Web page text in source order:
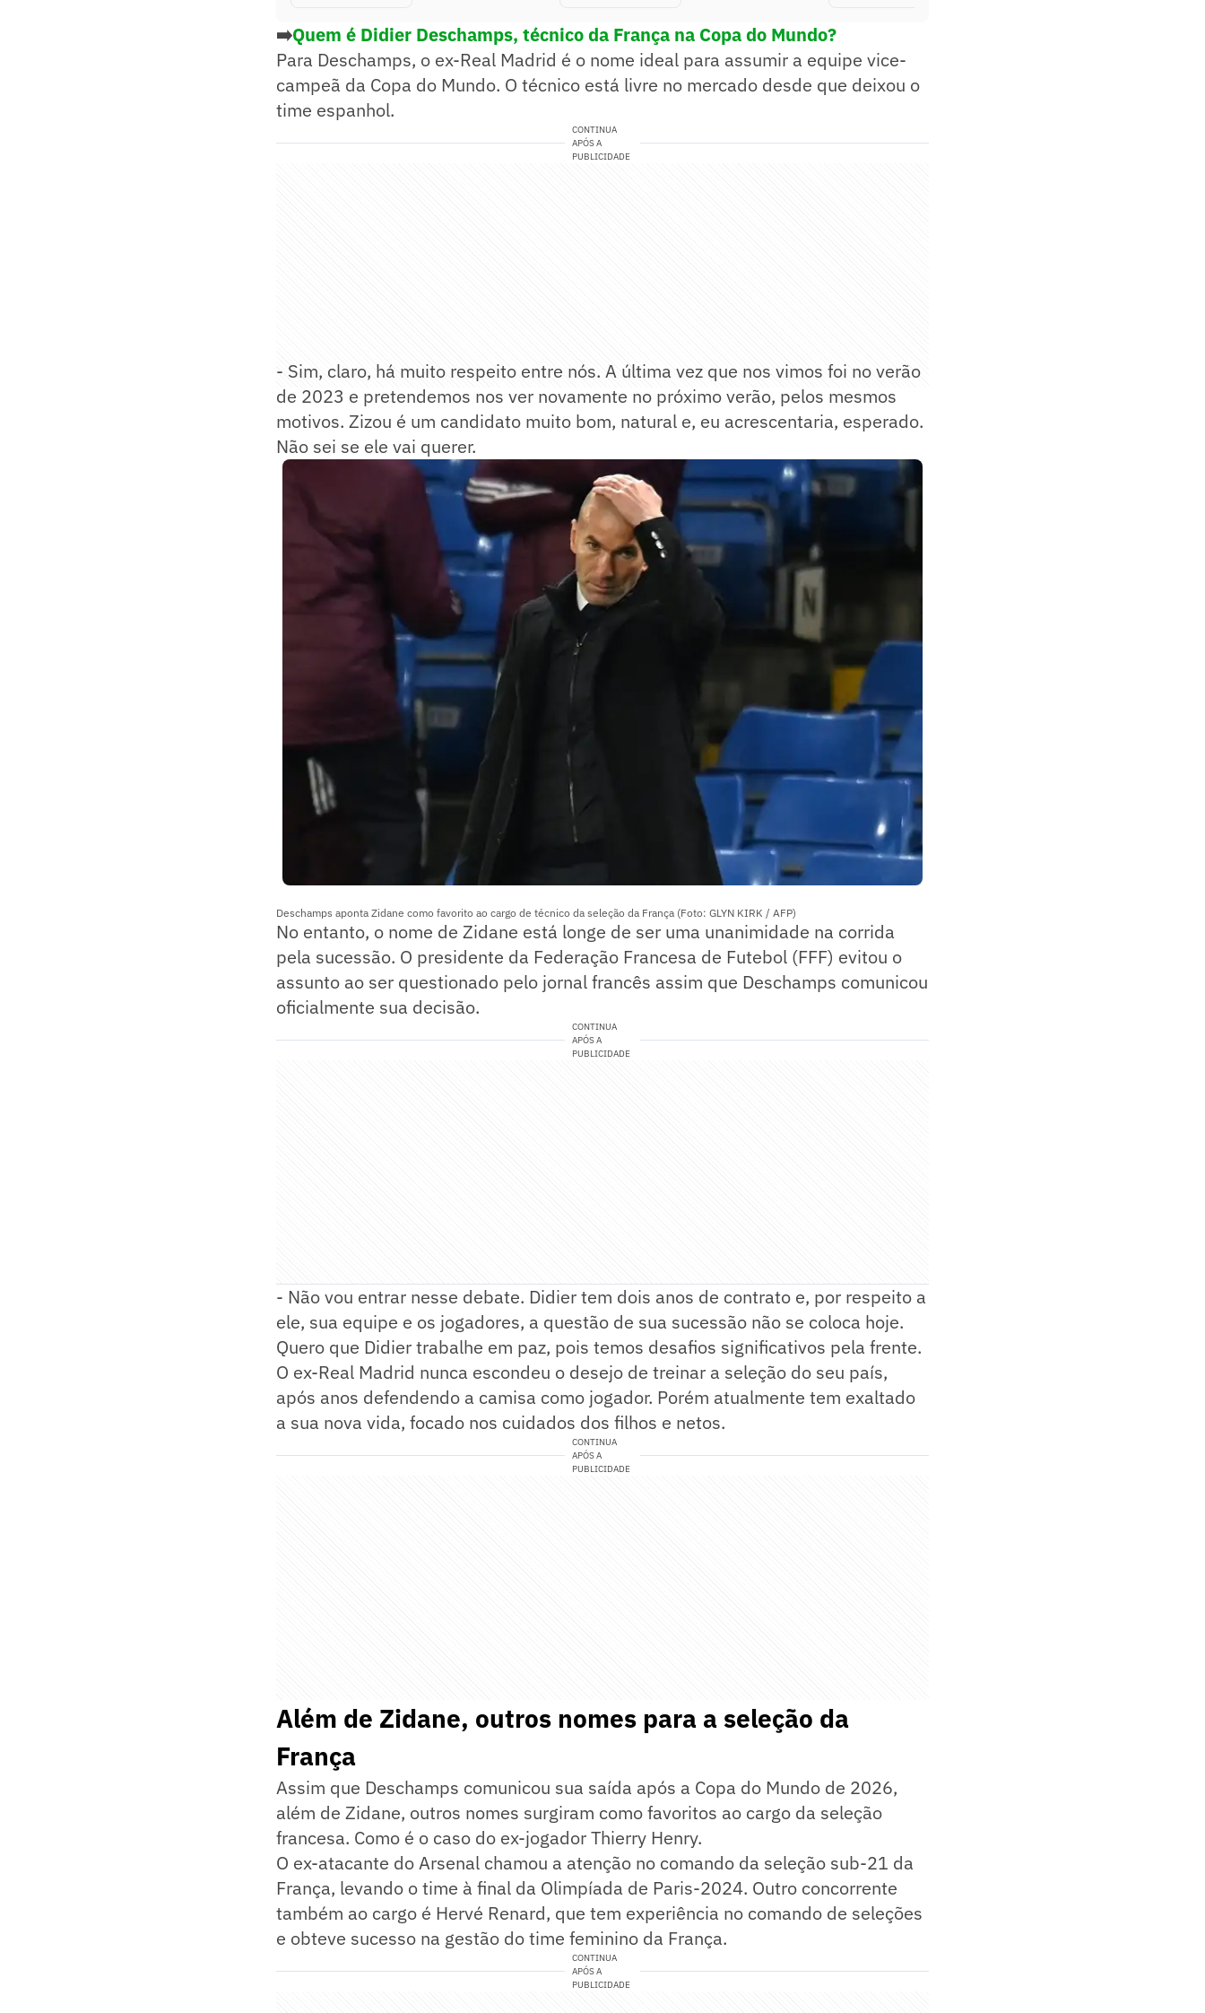
➡️Quem é Didier Deschamps, técnico da França na Copa do Mundo?
Para Deschamps, o ex-Real Madrid é o nome ideal para assumir a equipe vice-
campeã da Copa do Mundo. O técnico está livre no mercado desde que deixou o
time espanhol.
CONTINUA
APÓS A
PUBLICIDADE
- Sim, claro, há muito respeito entre nós. A última vez que nos vimos foi no verão
de 2023 e pretendemos nos ver novamente no próximo verão, pelos mesmos
motivos. Zizou é um candidato muito bom, natural e, eu acrescentaria, esperado.
Não sei se ele vai querer.
Deschamps aponta Zidane como favorito ao cargo de técnico da seleção da França (Foto: GLYN KIRK / AFP)
No entanto, o nome de Zidane está longe de ser uma unanimidade na corrida
pela sucessão. O presidente da Federação Francesa de Futebol (FFF) evitou o
assunto ao ser questionado pelo jornal francês assim que Deschamps comunicou
oficialmente sua decisão.
CONTINUA
APÓS A
PUBLICIDADE
- Não vou entrar nesse debate. Didier tem dois anos de contrato e, por respeito a
ele, sua equipe e os jogadores, a questão de sua sucessão não se coloca hoje.
Quero que Didier trabalhe em paz, pois temos desafios significativos pela frente.
O ex-Real Madrid nunca escondeu o desejo de treinar a seleção do seu país,
após anos defendendo a camisa como jogador. Porém atualmente tem exaltado
a sua nova vida, focado nos cuidados dos filhos e netos.
CONTINUA
APÓS A
PUBLICIDADE
Além de Zidane, outros nomes para a seleção da
França
Assim que Deschamps comunicou sua saída após a Copa do Mundo de 2026,
além de Zidane, outros nomes surgiram como favoritos ao cargo da seleção
francesa. Como é o caso do ex-jogador Thierry Henry.
O ex-atacante do Arsenal chamou a atenção no comando da seleção sub-21 da
França, levando o time à final da Olimpíada de Paris-2024. Outro concorrente
também ao cargo é Hervé Renard, que tem experiência no comando de seleções
e obteve sucesso na gestão do time feminino da França.
CONTINUA
APÓS A
PUBLICIDADE